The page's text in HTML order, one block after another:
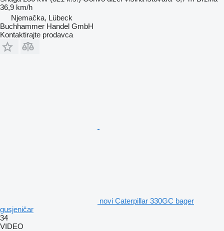
36,9 km/h
Njemačka, Lübeck
Buchhammer Handel GmbH
Kontaktirajte prodavca
novi Caterpillar 330GC bager
gusjeničar
34
VIDEO